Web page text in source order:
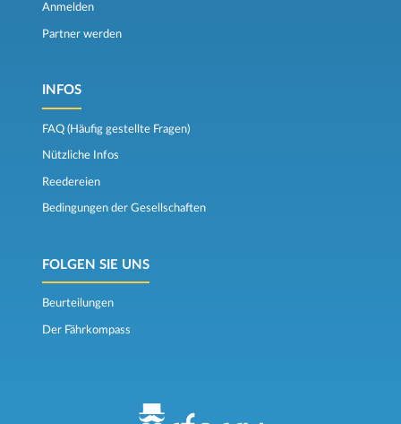
Anmelden
Partner werden
INFOS
FAQ (Häufig gestellte Fragen)
Nützliche Infos
Reedereien
Bedingungen der Gesellschaften
FOLGEN SIE UNS
Beurteilungen
Der Fährkompass